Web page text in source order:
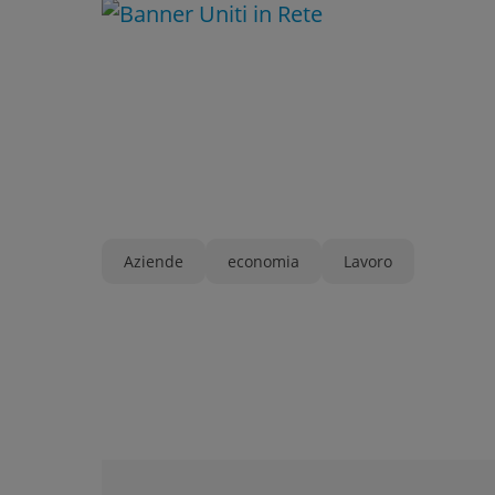
Aziende economia Lavoro